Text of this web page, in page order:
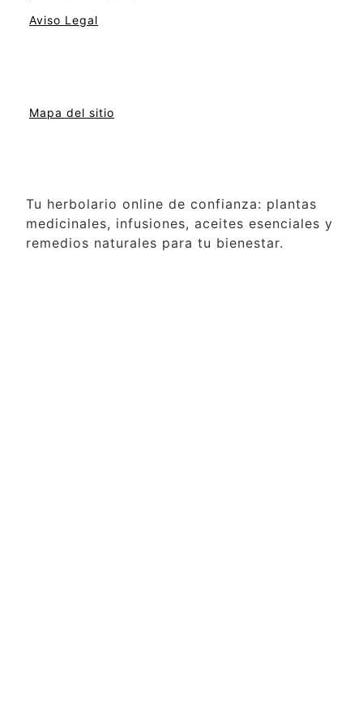
Aviso Legal
Mapa del sitio
Tu herbolario online de confianza: plantas
medicinales, infusiones, aceites esenciales y
remedios naturales para tu bienestar.